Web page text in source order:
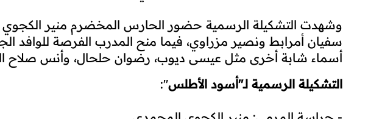
وشهدت التشكيلة الرسمية حضور الحارس المخضرم منير الكجوي
سفيان أمرابط ونصير مزراوي، فيما منح المدرب الفرصة للوافد
أسماء شابة أخرى مثل عيسى ديوب، رضوان حلحال، وأنس صلاح
التشكيلة الرسمية لـ"أسود الأطلس":